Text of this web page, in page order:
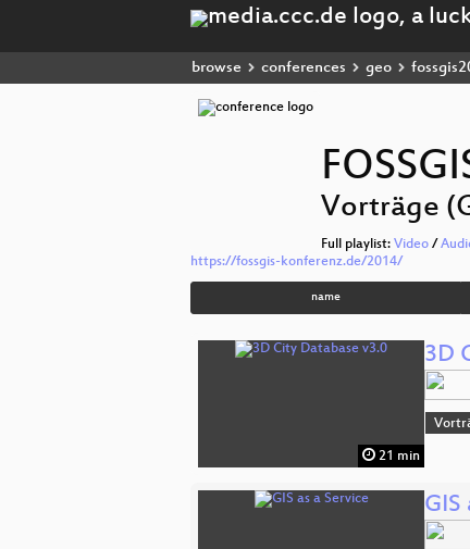
browse conferences geo
Vorträge
Full playlist: Video /
https://fossgis-konferenz.de/2014/
name
21 min
3D
GIS